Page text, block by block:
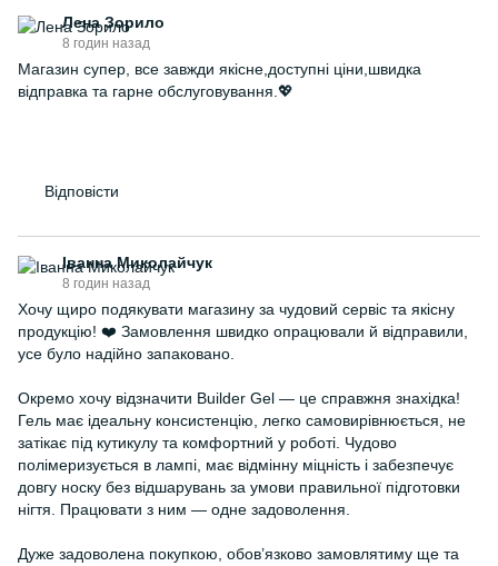
Лена Зорило
8 годин назад
Магазин супер, все завжди якісне,доступні ціни,швидка
відправка та гарне обслуговування.💖
Відповісти
Іванна Миколайчук
8 годин назад
Хочу щиро подякувати магазину за чудовий сервіс та якісну
продукцію! ❤️ Замовлення швидко опрацювали й відправили,
усе було надійно запаковано.
Окремо хочу відзначити Builder Gel — це справжня знахідка!
Гель має ідеальну консистенцію, легко самовирівнюється, не
затікає під кутикулу та комфортний у роботі. Чудово
полімеризується в лампі, має відмінну міцність і забезпечує
довгу носку без відшарувань за умови правильної підготовки
нігтя. Працювати з ним — одне задоволення.
Дуже задоволена покупкою, обов’язково замовлятиму ще та